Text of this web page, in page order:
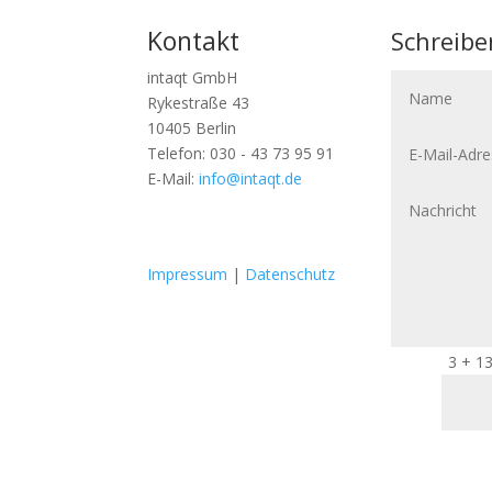
Kontakt
intaqt GmbH
Rykestraße 43
10405 Berlin
Telefon: 030 - 43 73 95 91
E-Mail:info@intaqt.de
o
o
Impressum | Datenschutz
3 + 13